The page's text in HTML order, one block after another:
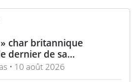
char britannique
dernier de sa
• 10 août 2026